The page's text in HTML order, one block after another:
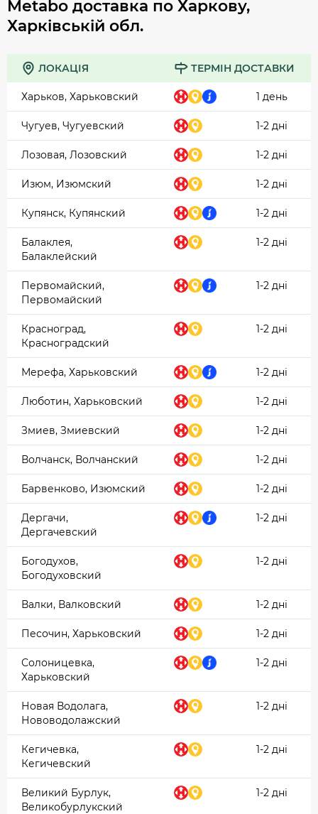
Metabo доставка по Харкову,
Харківській обл.
ЛОКАЦІЯ ТЕРМІН ДОСТАВКИ
Харьков, Харьковский 1 день
Чугуев, Чугуевский 1-2 дні
Лозовая, Лозовский 1-2 дні
Изюм, Изюмский 1-2 дні
Купянск, Купянский 1-2 дні
Балаклея,
Балаклейский
1-2 дні
Первомайский,
Первомайский
1-2 дні
Красноград,
Красноградский
1-2 дні
Мерефа, Харьковский 1-2 дні
Люботин, Харьковский 1-2 дні
Змиев, Змиевский 1-2 дні
Волчанск, Волчанский 1-2 дні
Барвенково, Изюмский 1-2 дні
Дергачи,
Дергачевский
1-2 дні
Богодухов,
Богодуховский
1-2 дні
Валки, Валковский 1-2 дні
Песочин, Харьковский 1-2 дні
Солоницевка,
Харьковский
1-2 дні
Новая Водолага,
Нововодолажский
1-2 дні
Кегичевка,
Кегичевский
1-2 дні
Великий Бурлук,
Великобурлукский
1-2 дні